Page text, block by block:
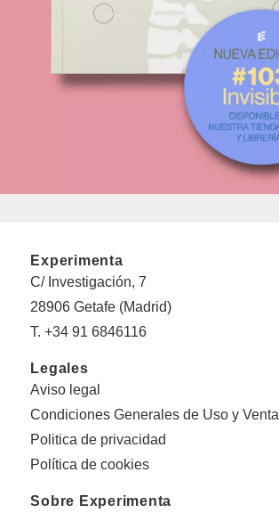
Experimenta
C/ Investigación, 7
28906 Getafe (Madrid)
T. +34 91 6846116
Legales
Aviso legal
Condiciones Generales de Uso y Venta
Politica de privacidad
Política de cookies
Sobre Experimenta